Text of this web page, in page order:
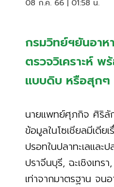
08 ก.ค. 66 | 01:58 น.
กรมวิทย์ฯยันอาห
ตรวจวิเคราะห์ พ
แบบดิบ หรือสุกๆ
นายแพทย์ศุภกิจ ศิริ
ข้อมูลในโซเชียลมีเดี
ปรอทในปลาทะเลแล
ปราจีนบุรี, ฉะเชิงเท
เท่าจากมาตรฐาน จน